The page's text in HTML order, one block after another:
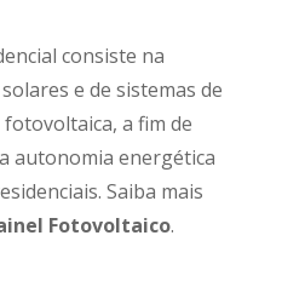
consiste na
e de sistemas de
a fim de
autonomia energética
Saiba mais
Fotovoltaico.